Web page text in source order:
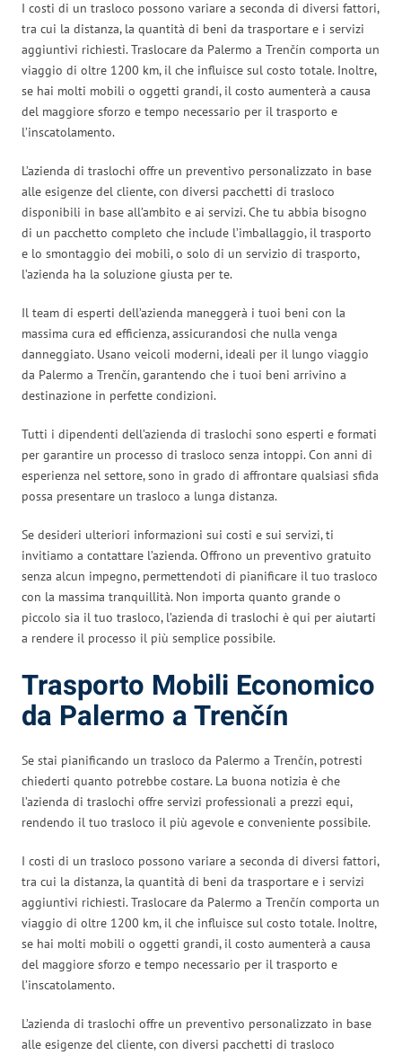
I costi di un trasloco possono variare a seconda di diversi fattori,
tra cui la distanza, la quantità di beni da trasportare e i servizi
aggiuntivi richiesti. Traslocare da Palermo a Trenčín comporta un
viaggio di oltre 1200 km, il che influisce sul costo totale. Inoltre,
se hai molti mobili o oggetti grandi, il costo aumenterà a causa
del maggiore sforzo e tempo necessario per il trasporto e
l’inscatolamento.
L’azienda di traslochi offre un preventivo personalizzato in base
alle esigenze del cliente, con diversi pacchetti di trasloco
disponibili in base all’ambito e ai servizi. Che tu abbia bisogno
di un pacchetto completo che include l’imballaggio, il trasporto
e lo smontaggio dei mobili, o solo di un servizio di trasporto,
l’azienda ha la soluzione giusta per te.
Il team di esperti dell’azienda maneggerà i tuoi beni con la
massima cura ed efficienza, assicurandosi che nulla venga
danneggiato. Usano veicoli moderni, ideali per il lungo viaggio
da Palermo a Trenčín, garantendo che i tuoi beni arrivino a
destinazione in perfette condizioni.
Tutti i dipendenti dell’azienda di traslochi sono esperti e formati
per garantire un processo di trasloco senza intoppi. Con anni di
esperienza nel settore, sono in grado di affrontare qualsiasi sfida
possa presentare un trasloco a lunga distanza.
Se desideri ulteriori informazioni sui costi e sui servizi, ti
invitiamo a contattare l’azienda. Offrono un preventivo gratuito
senza alcun impegno, permettendoti di pianificare il tuo trasloco
con la massima tranquillità. Non importa quanto grande o
piccolo sia il tuo trasloco, l’azienda di traslochi è qui per aiutarti
a rendere il processo il più semplice possibile.
Trasporto Mobili Economico
da Palermo a Trenčín
Se stai pianificando un trasloco da Palermo a Trenčín, potresti
chiederti quanto potrebbe costare. La buona notizia è che
l’azienda di traslochi offre servizi professionali a prezzi equi,
rendendo il tuo trasloco il più agevole e conveniente possibile.
I costi di un trasloco possono variare a seconda di diversi fattori,
tra cui la distanza, la quantità di beni da trasportare e i servizi
aggiuntivi richiesti. Traslocare da Palermo a Trenčín comporta un
viaggio di oltre 1200 km, il che influisce sul costo totale. Inoltre,
se hai molti mobili o oggetti grandi, il costo aumenterà a causa
del maggiore sforzo e tempo necessario per il trasporto e
l’inscatolamento.
L’azienda di traslochi offre un preventivo personalizzato in base
alle esigenze del cliente, con diversi pacchetti di trasloco